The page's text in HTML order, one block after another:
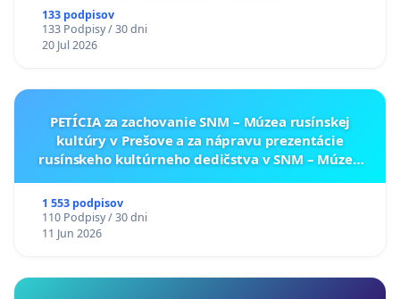
133 podpisov
133 Podpisy / 30 dni
20 Jul 2026
PETÍCIA za zachovanie SNM – Múzea rusínskej
kultúry v Prešove a za nápravu prezentácie
rusínskeho kultúrneho dedičstva v SNM – Múzeu
1 553 podpisov
110 Podpisy / 30 dni
11 Jun 2026